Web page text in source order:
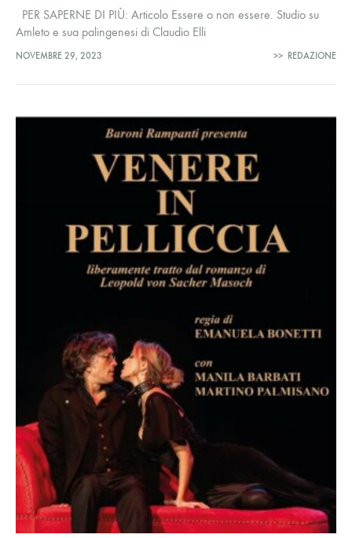
PER SAPERNE DI PIÙ: Articolo Essere o non essere. Studio su
Amleto e sua palingenesi di Claudio Elli
NOVEMBRE 29, 2023 >> REDAZIONE